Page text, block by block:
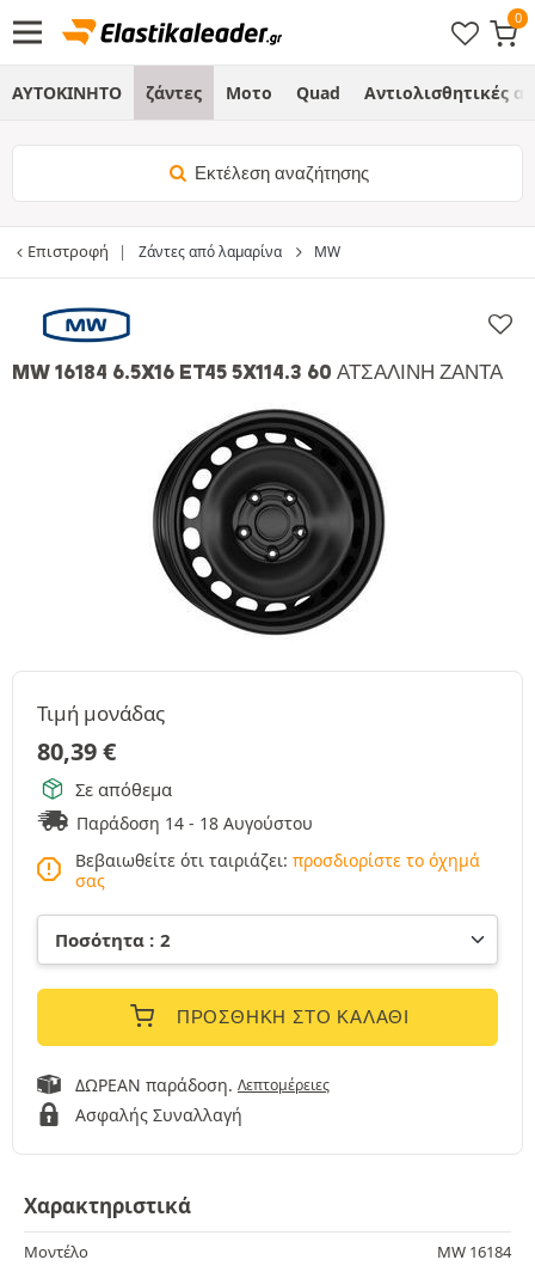
ΑΥΤΟΚΙΝΗΤΟ ζάντες Μοτο Quad Αντιολισθητικές
Εκτέλεση αναζήτησης
Επιστροφή Ζάντες από λαμαρίνα MW
MW 16184 6.5X16 ET45 5X114.3 60 ΑΤΣΆΛΙΝΗ ΖΆΝΤΑ
Τιμή μονάδας
80,39€
Σε απόθεμα
Παράδοση 14 - 18 Αυγούστου
Βεβαιωθείτε ότι ταιριάζει: προσδιορίστε το όχημά
σας
ΠΡΟΣΘΉΚΗ ΣΤΟ ΚΑΛΆΘΙ
ΔΩΡΕΑΝ παράδοση. Λεπτομέρειες
Ασφαλής Συναλλαγή
Χαρακτηριστικά
Μοντέλο
MW 16184